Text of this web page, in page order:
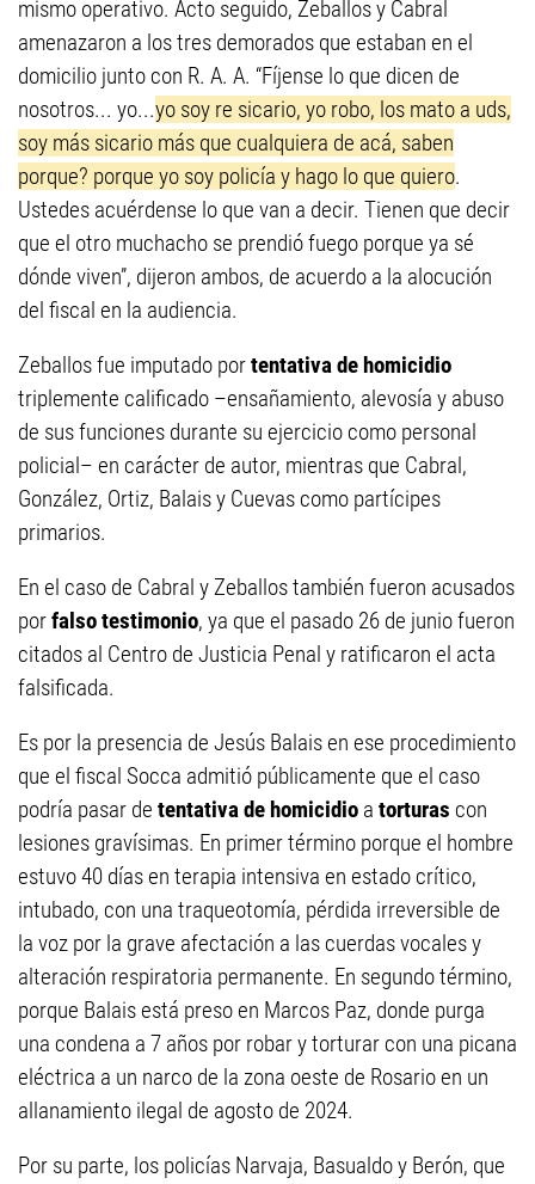
mismo operativo. Acto seguido, Zeballos y Cabral
amenazaron a los tres demorados que estaban en el
domicilio junto con R. A. A. “Fíjense lo que dicen de
nosotros... yo...yo soy re sicario, yo robo, los mato a uds,
soy más sicario más que cualquiera de acá, saben
porque? porque yo soy policía y hago lo que quiero.
Ustedes acuérdense lo que van a decir. Tienen que decir
que el otro muchacho se prendió fuego porque ya sé
dónde viven”, dijeron ambos, de acuerdo a la alocución
del fiscal en la audiencia.
Zeballos fue imputado portentativa de homicidio
triplemente calificado –ensañamiento, alevosía y abuso
de sus funciones durante su ejercicio como personal
policial– en carácter de autor, mientras que Cabral,
González, Ortiz, Balais y Cuevas como partícipes
primarios.
En el caso de Cabral y Zeballos también fueron acusados
porfalso testimonio, ya que el pasado 26 de junio fueron
citados al Centro de Justicia Penal y ratificaron el acta
falsificada.
Es por la presencia de Jesús Balais en ese procedimiento
que el fiscal Socca admitió públicamente que el caso
podría pasar de tentativa de homicidio a torturas con
lesiones gravísimas. En primer término porque el hombre
estuvo 40 días en terapia intensiva en estado crítico,
intubado, con una traqueotomía, pérdida irreversible de
la voz por la grave afectación a las cuerdas vocales y
alteración respiratoria permanente. En segundo término,
porque Balais está preso en Marcos Paz, donde purga
una condena a 7 años por robar y torturar con una picana
eléctrica a un narco de la zona oeste de Rosario en un
allanamiento ilegal de agosto de 2024.
Por su parte, los policías Narvaja, Basualdo y Berón, que